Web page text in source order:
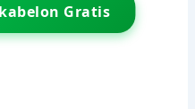
Gratis